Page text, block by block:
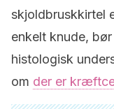
skjoldbruskkirtel
enkelt knude,
histologisk
om der er